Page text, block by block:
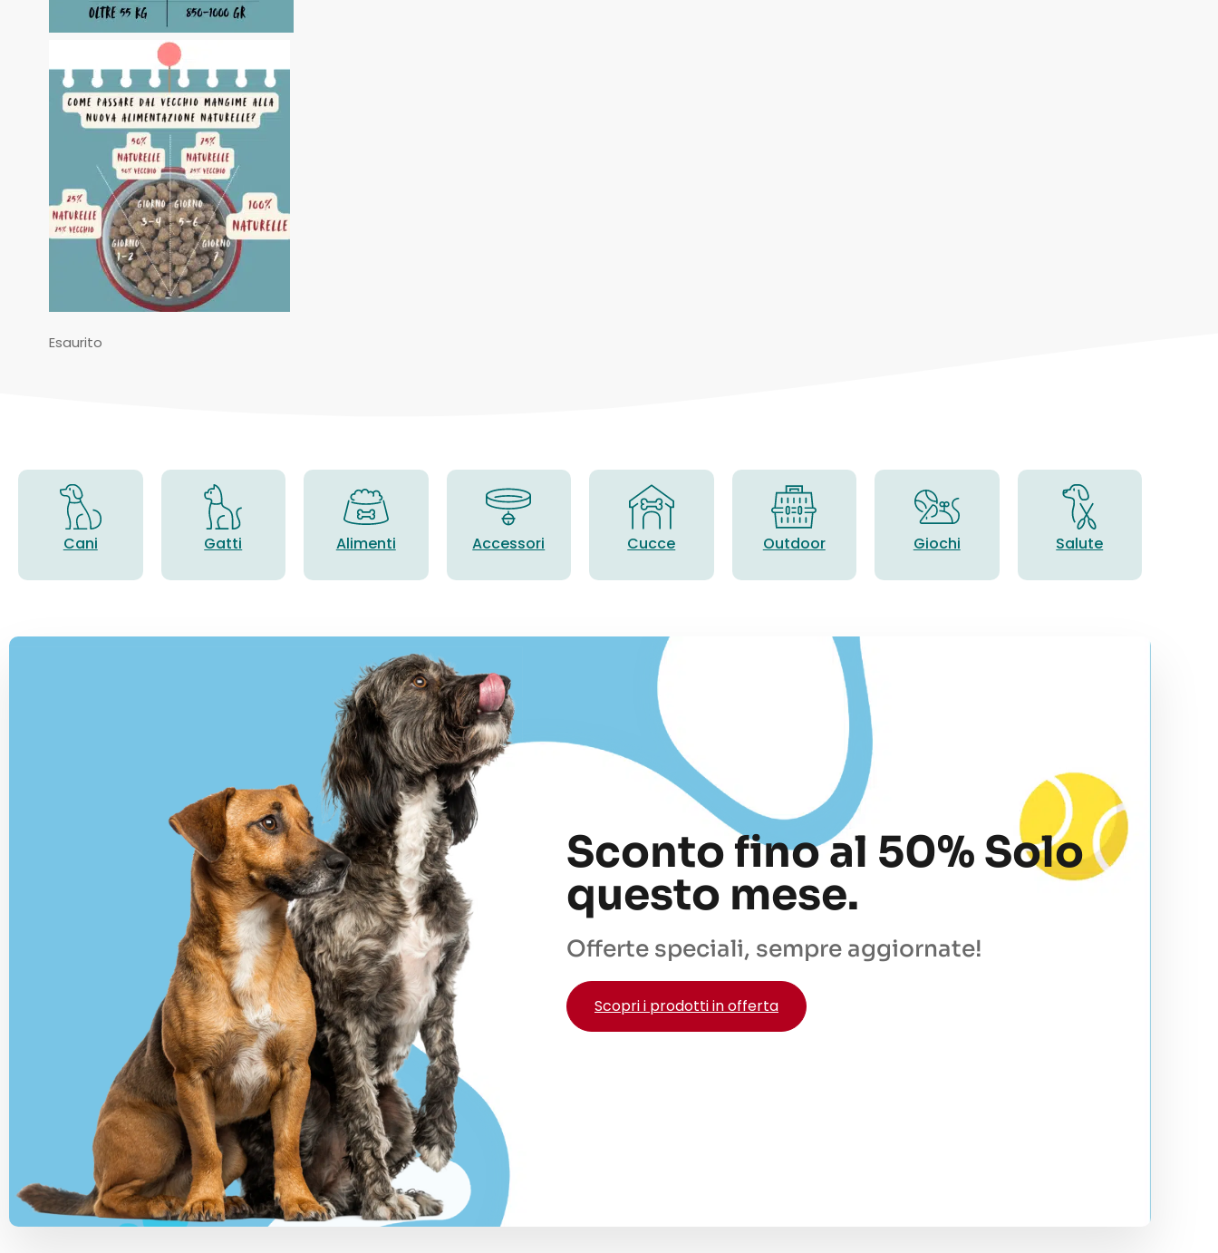
Esaurito
Cani Gatti Alimenti Accessori Cucce Outdoor Giochi Salute
Sconto fino al 50% Solo
questo mese.
Offerte speciali, sempre aggiornate!
Scopri i prodotti in offerta